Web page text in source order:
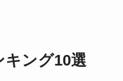
ング10選